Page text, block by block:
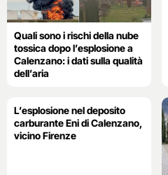
Quali sono i rischi della nube
tossica dopo l’esplosione a
Calenzano: i dati sulla qualità
dell’aria
L’esplosione nel deposito
carburante Eni di Calenzano,
vicino Firenze